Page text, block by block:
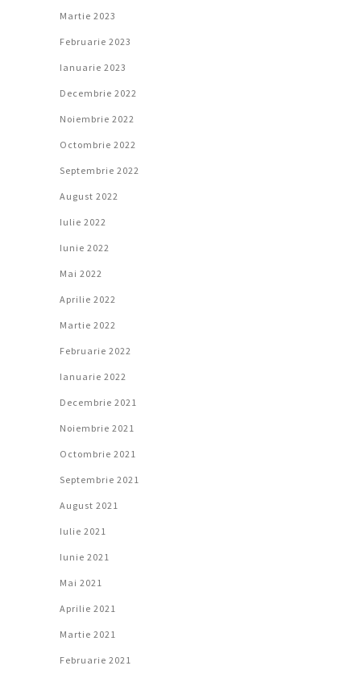
Martie 2023
Februarie 2023
Ianuarie 2023
Decembrie 2022
Noiembrie 2022
Octombrie 2022
Septembrie 2022
August 2022
Iulie 2022
Iunie 2022
Mai 2022
Aprilie 2022
Martie 2022
Februarie 2022
Ianuarie 2022
Decembrie 2021
Noiembrie 2021
Octombrie 2021
Septembrie 2021
August 2021
Iulie 2021
Iunie 2021
Mai 2021
Aprilie 2021
Martie 2021
Februarie 2021